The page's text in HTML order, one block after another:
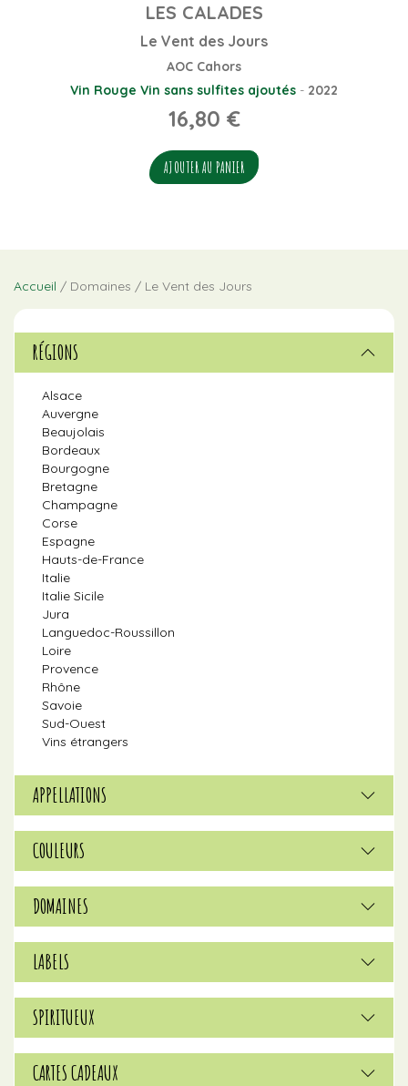
LES CALADES
Le Vent des Jours
AOC Cahors
Vin Rouge Vin sans sulfites ajoutés - 2022
16,80 €
AJOUTER AU PANIER
Accueil / Domaines / Le Vent des Jours
RÉGIONS
Alsace
Auvergne
Beaujolais
Bordeaux
Bourgogne
Bretagne
Champagne
Corse
Espagne
Hauts-de-France
Italie
Italie Sicile
Jura
Languedoc-Roussillon
Loire
Provence
Rhône
Savoie
Sud-Ouest
Vins étrangers
APPELLATIONS
COULEURS
DOMAINES
LABELS
SPIRITUEUX
CARTES CADEAUX